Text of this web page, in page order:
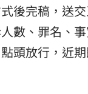
後完稿，送
數、罪名、
頭放行，近